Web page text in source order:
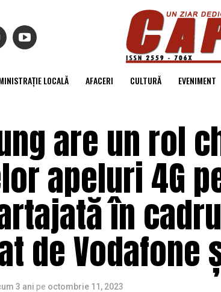
LOCALĂ AFACERI CULTURĂ EVENIMENT
are un rol
apeluri 4G
în
de Vodafone
3 ani pe octombrie 11, 2023